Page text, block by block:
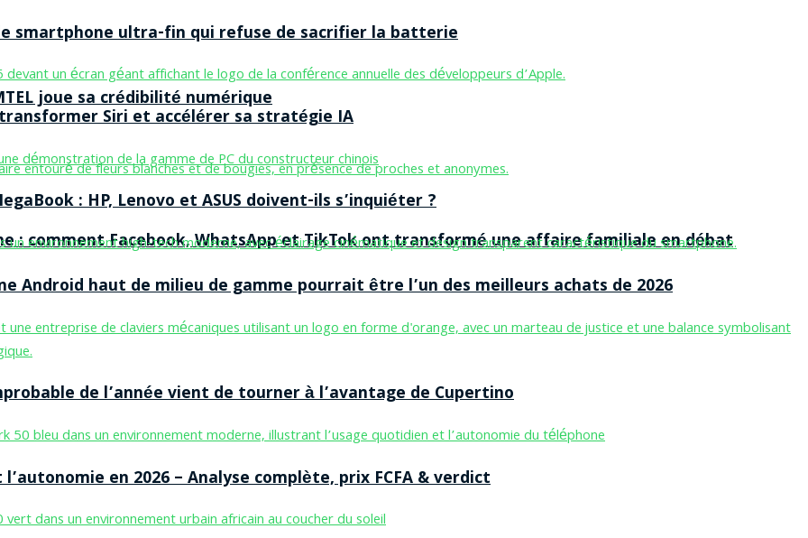
joue sa crédibilité numérique
: comment Facebook, WhatsApp et TikTok ont transformé une affaire familiale en débat
le smartphone ultra-fin qui refuse de sacrifier la batterie
transformer Siri et accélérer sa stratégie IA
: HP, Lenovo et ASUS doivent-ils s’inquiéter ?
Android haut de milieu de gamme pourrait être l’un des meilleurs achats de 2026
de l’année vient de tourner à l’avantage de Cupertino
en 2026 – Analyse complète, prix FCFA & verdict